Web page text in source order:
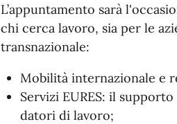
L’appuntamento sarà
chi cerca lavoro, sia per le
transnazionale:
Mobilità internazionale e
Servizi EURES: il
datori di lavoro;